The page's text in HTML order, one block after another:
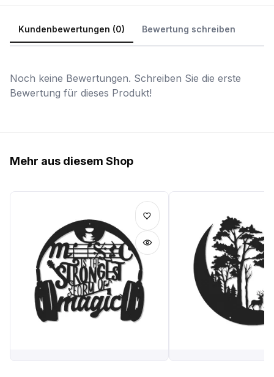
Kundenbewertungen (0) Bewertung schreiben
Noch keine Bewertungen. Schreiben Sie die erste
Bewertung für dieses Produkt!
Mehr aus diesem Shop